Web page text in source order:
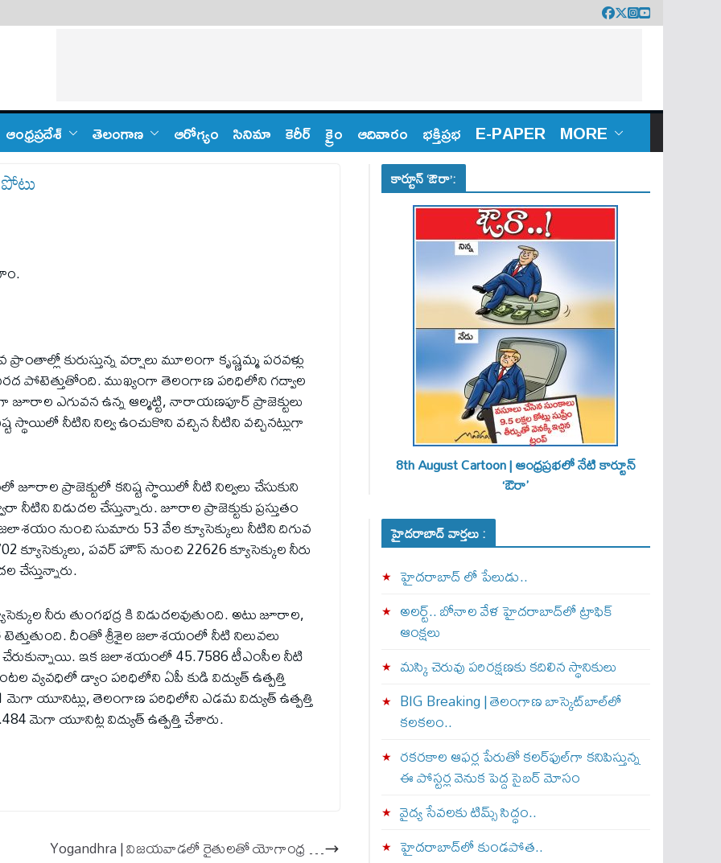
ఆంధ్ర‌ప్ర‌దేశ్ తెలంగాణ‌ ఆరోగ్యం సినిమా కెరీర్ క్రైం ఆదివారం భక్తిప్రభ E-PAPER MORE
కురుస్తున్న వర్షాలు మూలంగా కృష్ణమ్మ పరవళ్లు
పోటెత్తుతోంది. ముఖ్యంగా తెలంగాణ పరిధిలోని గద్వాల
జూరాల ఎగువన ఉన్న ఆల్మట్టి, నారాయణపూర్ ప్రాజెక్టులు
స్థాయిలో నీటిని నిల్వ ఉంచుకొని వచ్చిన నీటిని వచ్చినట్లుగా
ప్రాజెక్టులో కనిష్ట స్థాయిలో నీటి నిల్వలు చేసుకుని
విడుదల చేస్తున్నారు. జూరాల ప్రాజెక్టుకు ప్రస్తుతం
నుంచి సుమారు 53 వేల క్యూసెక్కులు నీటిని దిగువ
క్యూసెక్కులు, పవర్ హౌస్ నుంచి 22626 క్యూసెక్కుల నీరు
చేస్తున్నారు.
నీరు తుంగభద్ర కి విడుదలవుతుంది. అటు జూరాల,
దీంతో శ్రీశైల జలాశయంలో నీటి నిలువలు
చేరుకున్నాయి. ఇక జలాశయంలో 45.7586 టీఎంసీల నీటి
వ్యవధిలో డ్యాం పరిధిలోని ఏపీ కుడి విద్యుత్ ఉత్పత్తి
మెగా యూనిట్లు, తెలంగాణ పరిధిలోని ఎడమ విద్యుత్ ఉత్పత్తి
మెగా యూనిట్ల విద్యుత్ ఉత్పత్తి చేశారు.
Yogandhra | విజయవాడలో రైతులతో యోగాంధ్ర …
కార్టూన్ ‘ఔరా’:
8th August Cartoon | ఆంధ్రప్రభలో నేటి కార్టూన్
‘ఔరా’
హైదరాబాద్ వార్తలు :
హైదరాబాద్ లో పేలుడు..
అలర్ట్‌.. బోనాల వేళ హైదరాబాద్‌లో ట్రాఫిక్‌
ఆంక్షలు
మస్కి చెరువు పరిరక్షణకు కదిలిన స్థానికులు
BIG Breaking | తెలంగాణ బాస్కెట్‌బాల్‌లో
కలకలం..
రకరకాల ఆఫర్ల పేరుతో కలర్‌ఫుల్‌గా కనిపిస్తున్న
ఈ పోస్టర్ల వెనుక పెద్ద సైబర్ మోసం
వైద్య సేవలకు టిమ్స్‌ సిద్ధం..
హైదరాబాద్‌లో కుండపోత..